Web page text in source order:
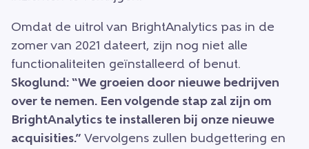
Omdat de uitrol van BrightAnalytics pas in de
zomer van 2021 dateert, zijn nog niet alle
functionaliteiten geïnstalleerd of benut.
Skoglund: “We groeien door nieuwe bedrijven
over te nemen. Een volgende stap zal zijn om
BrightAnalytics te installeren bij onze nieuwe
acquisities.” Vervolgens zullen budgettering en